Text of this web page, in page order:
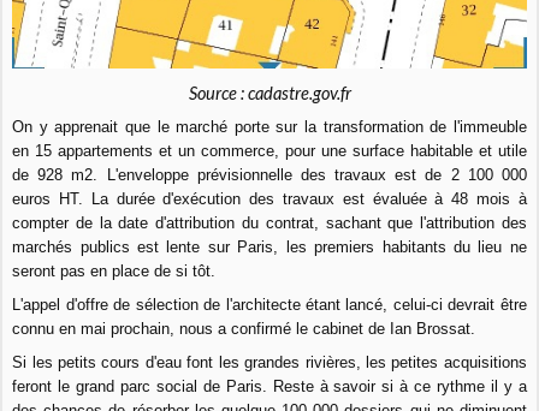
Source : cadastre.gov.fr
On y apprenait que le marché porte sur la transformation de l'immeuble
en 15 appartements et un commerce, pour une surface habitable et utile
de 928 m2. L'enveloppe prévisionnelle des travaux est de 2 100 000
euros HT. La durée d'exécution des travaux est évaluée à 48 mois à
compter de la date d'attribution du contrat, sachant que l'attribution des
marchés publics est lente sur Paris, les premiers habitants du lieu ne
seront pas en place de si tôt.
L'appel d'offre de sélection de l'architecte étant lancé, celui-ci devrait être
connu en mai prochain, nous a confirmé le cabinet de Ian Brossat.
Si les petits cours d'eau font les grandes rivières, les petites acquisitions
feront le grand parc social de Paris. Reste à savoir si à ce rythme il y a